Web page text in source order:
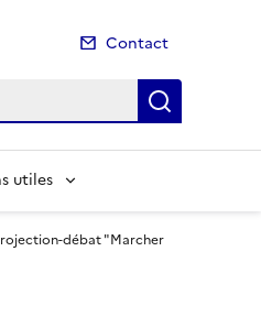
Contact
utiles
débat "Marcher